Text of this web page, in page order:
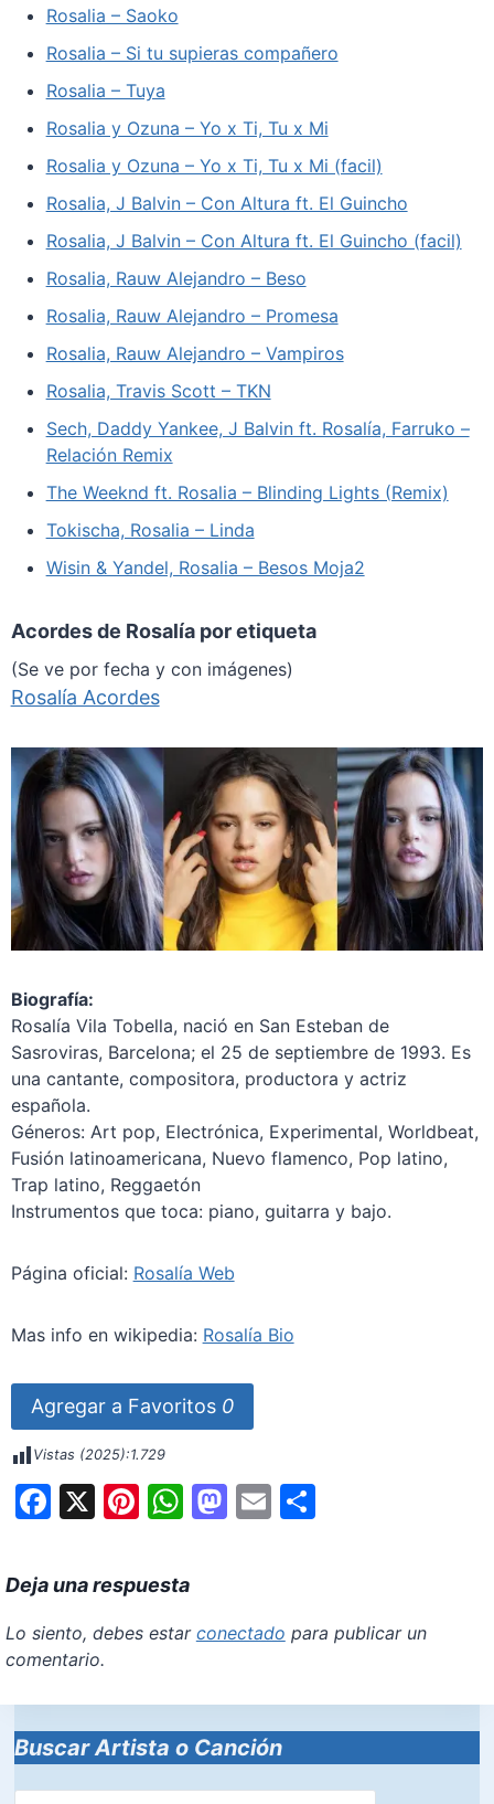
Rosalia – Saoko
Rosalia – Si tu supieras compañero
Rosalia – Tuya
Rosalia y Ozuna – Yo x Ti, Tu x Mi
Rosalia y Ozuna – Yo x Ti, Tu x Mi (facil)
Rosalia, J Balvin – Con Altura ft. El Guincho
Rosalia, J Balvin – Con Altura ft. El Guincho (facil)
Rosalia, Rauw Alejandro – Beso
Rosalia, Rauw Alejandro – Promesa
Rosalia, Rauw Alejandro – Vampiros
Rosalia, Travis Scott – TKN
Sech, Daddy Yankee, J Balvin ft. Rosalía, Farruko –
Relación Remix
The Weeknd ft. Rosalia – Blinding Lights (Remix)
Tokischa, Rosalia – Linda
Wisin & Yandel, Rosalia – Besos Moja2
Acordes de Rosalía por etiqueta
(Se ve por fecha y con imágenes)
Rosalía Acordes
Biografía:
Rosalía Vila Tobella, nació en San Esteban de
Sasroviras, Barcelona; el 25 de septiembre de 1993. Es
una cantante, compositora, productora y actriz
española.
Géneros: Art pop, Electrónica, Experimental, Worldbeat,
Fusión latinoamericana, Nuevo flamenco, Pop latino,
Trap latino, Reggaetón
Instrumentos que toca: piano, guitarra y bajo.
Página oficial: Rosalía Web
Mas info en wikipedia: Rosalía Bio
Agregar a Favoritos 0
Vistas (2025):1.729
F
c
e
b
o
o
k
X Pi
er
e
st
W
at
s
A
p
M
d
n
E S
Deja una respuesta
Lo siento, debes estar conectado para publicar un
comentario.
Buscar Artista o Canción